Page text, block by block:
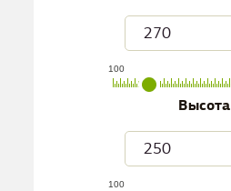
100
Высота
100